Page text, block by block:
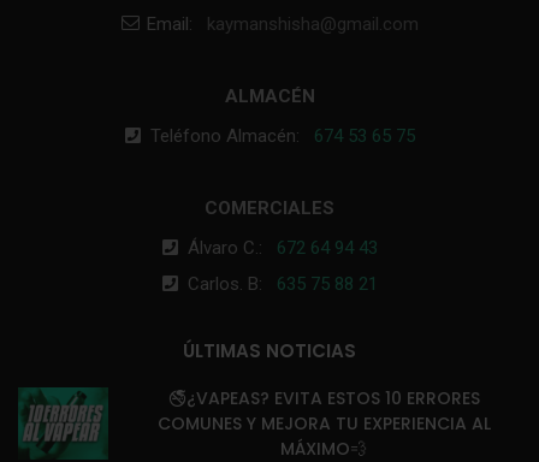
Email: kaymanshisha@gmail.com
ALMACÉN
Teléfono Almacén: 674 53 65 75
COMERCIALES
Álvaro C.: 672 64 94 43
Carlos. B: 635 75 88 21
ÚLTIMAS NOTICIAS
🚭¿VAPEAS? EVITA ESTOS 10 ERRORES
COMUNES Y MEJORA TU EXPERIENCIA AL
MÁXIMO💨